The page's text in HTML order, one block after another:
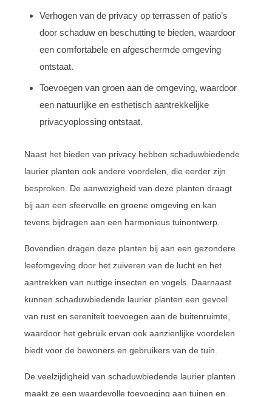
Verhogen van de privacy op terrassen of patio’s
door schaduw en beschutting te bieden, waardoor
een comfortabele en afgeschermde omgeving
ontstaat.
Toevoegen van groen aan de omgeving, waardoor
een natuurlijke en esthetisch aantrekkelijke
privacyoplossing ontstaat.
Naast het bieden van privacy hebben schaduwbiedende
laurier planten ook andere voordelen, die eerder zijn
besproken. De aanwezigheid van deze planten draagt
bij aan een sfeervolle en groene omgeving en kan
tevens bijdragen aan een harmonieus tuinontwerp.
Bovendien dragen deze planten bij aan een gezondere
leefomgeving door het zuiveren van de lucht en het
aantrekken van nuttige insecten en vogels. Daarnaast
kunnen schaduwbiedende laurier planten een gevoel
van rust en sereniteit toevoegen aan de buitenruimte,
waardoor het gebruik ervan ook aanzienlijke voordelen
biedt voor de bewoners en gebruikers van de tuin.
De veelzijdigheid van schaduwbiedende laurier planten
maakt ze een waardevolle toevoeging aan tuinen en